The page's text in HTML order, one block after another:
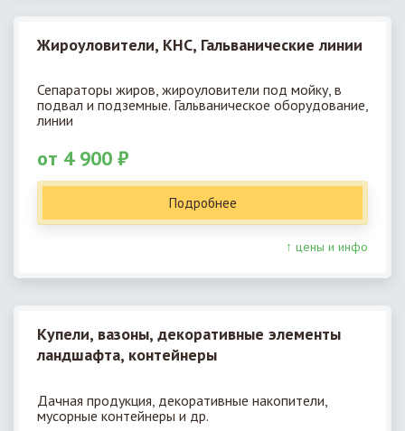
Жироуловители, КНС, Гальванические линии
Сепараторы жиров, жироуловители под мойку, в
подвал и подземные. Гальваническое оборудование,
линии
от 4 900 ₽
Подробнее
↑ цены и инфо
Купели, вазоны, декоративные элементы
ландшафта, контейнеры
Дачная продукция, декоративные накопители,
мусорные контейнеры и др.